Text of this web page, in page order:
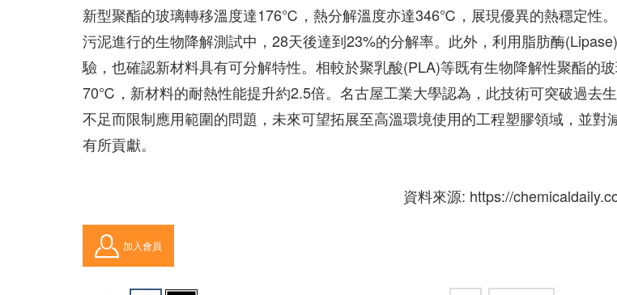
新型聚酯的玻璃轉移溫度達176℃，熱分解溫度亦達346℃，展現優異的熱穩定性
污泥進行的生物降解測試中，28天後達到23%的分解率。此外，利用脂肪酶
驗，也確認新材料具有可分解特性。相較於聚乳酸(PLA)等既有生物降解性聚酯的
70℃，新材料的耐熱性能提升約2.5倍。名古屋工業大學認為，此技術可突破過去
不足而限制應用範圍的問題，未來可望拓展至高溫環境使用的工程塑膠領域，並對
有所貢獻。
資料來源: https://
加入會員